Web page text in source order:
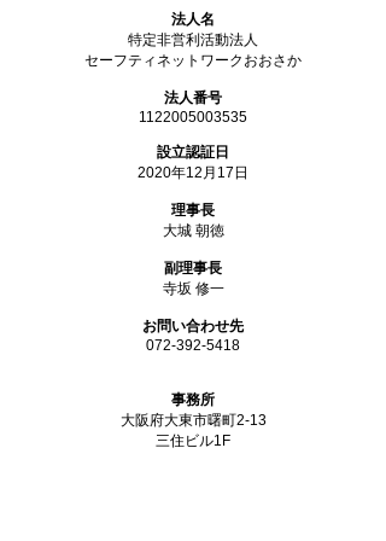
法人名
特定非営利活動法人
セーフティネットワークおおさか
法人番号
1122005003535
設立認証日
2020年12月17日
理事長
大城 朝徳
副理事長
寺坂 修一
お問い合わせ先
072-392-5418
事務所
大阪府大東市曙町2-13
三住ビル1F